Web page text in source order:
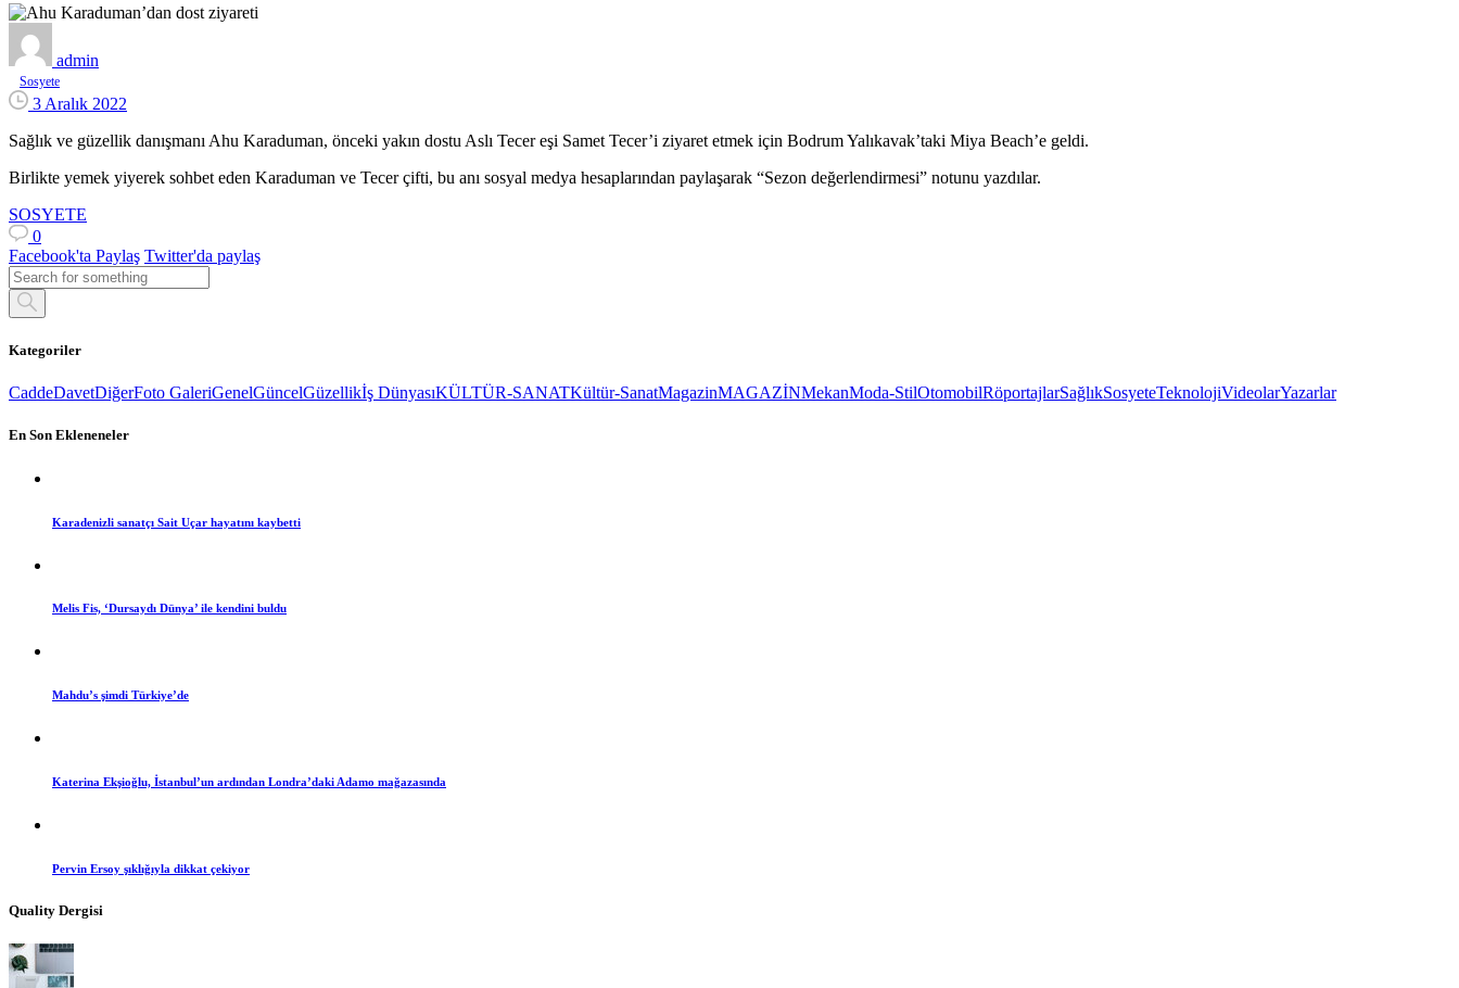
admin
Sosyete
3 Aralık 2022
Sağlık ve güzellik danışmanı Ahu Karaduman, önceki yakın dostu Aslı Tecer eşi Samet Tecer’i ziyaret etmek için Bodrum Yalıkavak’taki Miya Beach’e geldi.
Birlikte yemek yiyerek sohbet eden Karaduman ve Tecer çifti, bu anı sosyal medya hesaplarından paylaşarak “Sezon değerlendirmesi” notunu yazdılar.
SOSYETE
0
Facebook'ta Paylaş Twitter'da paylaş
Kategoriler
CaddeDavetDiğerFoto GaleriGenelGüncelGüzellikİş DünyasıKÜLTÜR-SANATKültür-SanatMagazinMAGAZİNMekanModa-StilOtomobilRöportajlarSağlıkSosyeteTeknolojiVideolarYazarlar
En Son Ekleneneler
Karadenizli sanatçı Sait Uçar hayatını kaybetti
Melis Fis, ‘Dursaydı Dünya’ ile kendini buldu
Mahdu’s şimdi Türkiye’de
Katerina Ekşioğlu, İstanbul’un ardından Londra’daki Adamo mağazasında
Pervin Ersoy şıklığıyla dikkat çekiyor
Quality Dergisi